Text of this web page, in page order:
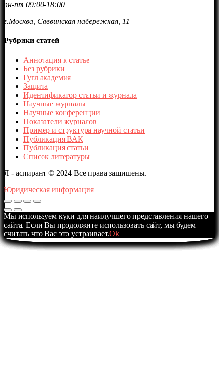
пн-пт 09:00-18:00
г.Москва, Саввинская набережная, 11
Рубрики статей
Аннотация к статье
Без рубрики
Гугл академия
Защита
Идентификатор статьи и журнала
Научные журналы
Научные конференции
Показатели журналов
Пример и структура научной статьи
Публикация ВАК
Публикация статьи
Список литературы
Я - аспирант © 2024 Все права защищены.
Юридическая информация
Мы используем куки для наилучшего представления нашего
сайта. Если Вы продолжите использовать сайт, мы будем
считать что Вас это устраивает.Ok